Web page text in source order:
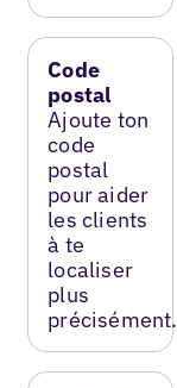
Code
postal
Ajoute ton
code
postal
pour aider
les clients
à te
localiser
plus
précisément.